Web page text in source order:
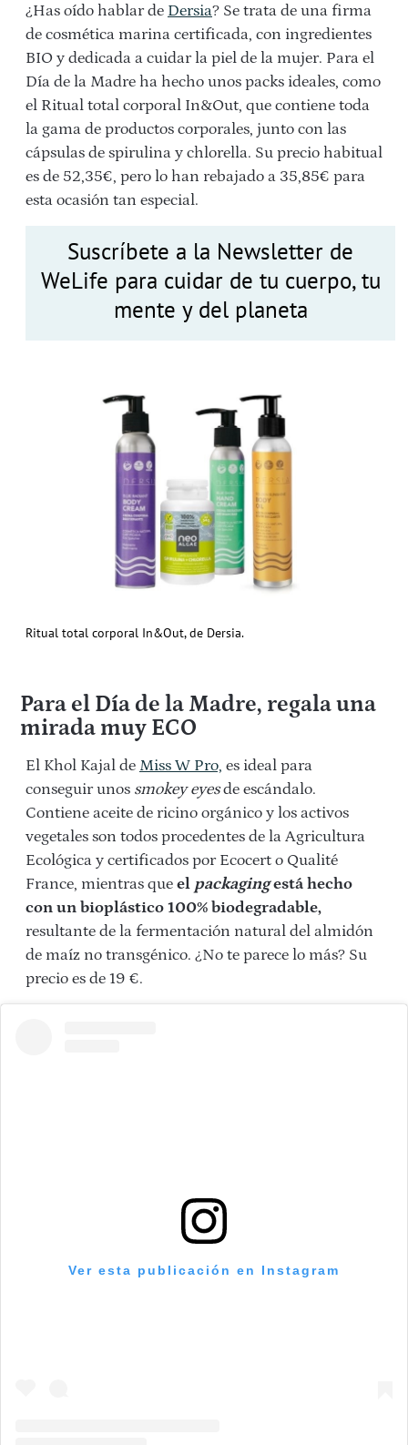
¿Has oído hablar de Dersia? Se trata de una firma
de cosmética marina certificada, con ingredientes
BIO y dedicada a cuidar la piel de la mujer. Para el
Día de la Madre ha hecho unos packs ideales, como
el Ritual total corporal In&Out, que contiene toda
la gama de productos corporales, junto con las
cápsulas de spirulina y chlorella. Su precio habitual
es de 52,35€, pero lo han rebajado a 35,85€ para
esta ocasión tan especial.
Suscríbete a la Newsletter de
WeLife para cuidar de tu cuerpo, tu
mente y del planeta
Ritual total corporal In&Out, de Dersia.
Para el Día de la Madre, regala una
mirada muy ECO
El Khol Kajal de Miss W Pro, es ideal para
conseguir unos smokey eyesde escándalo.
Contiene aceite de ricino orgánico y los activos
vegetales son todos procedentes de la Agricultura
Ecológica y certificados por Ecocert o Qualité
France, mientras que el packagingestá hecho
con un bioplástico 100% biodegradable,
resultante de la fermentación natural del almidón
de maíz no transgénico. ¿No te parece lo más? Su
precio es de 19 €.
Ver esta publicación en Instagram